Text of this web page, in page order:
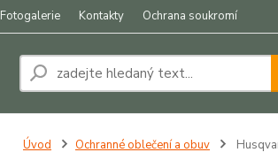
Fotogalerie Kontakty Ochrana soukromí
Úvod Ochranné oblečení a obuv